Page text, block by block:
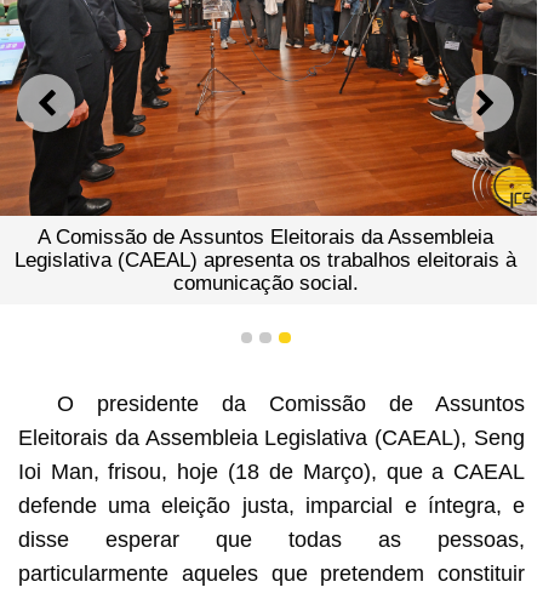
ANTERIOR
A Comissão de Assuntos Eleitorais da Assembleia
Legislativa (CAEAL) apresenta os trabalhos eleitorais à
comunicação social.
1 2 3
O presidente da Comissão de Assuntos
Eleitorais da Assembleia Legislativa (CAEAL), Seng
Ioi Man, frisou, hoje (18 de Março), que a CAEAL
defende uma eleição justa, imparcial e íntegra, e
disse esperar que todas as pessoas,
particularmente aqueles que pretendem constituir